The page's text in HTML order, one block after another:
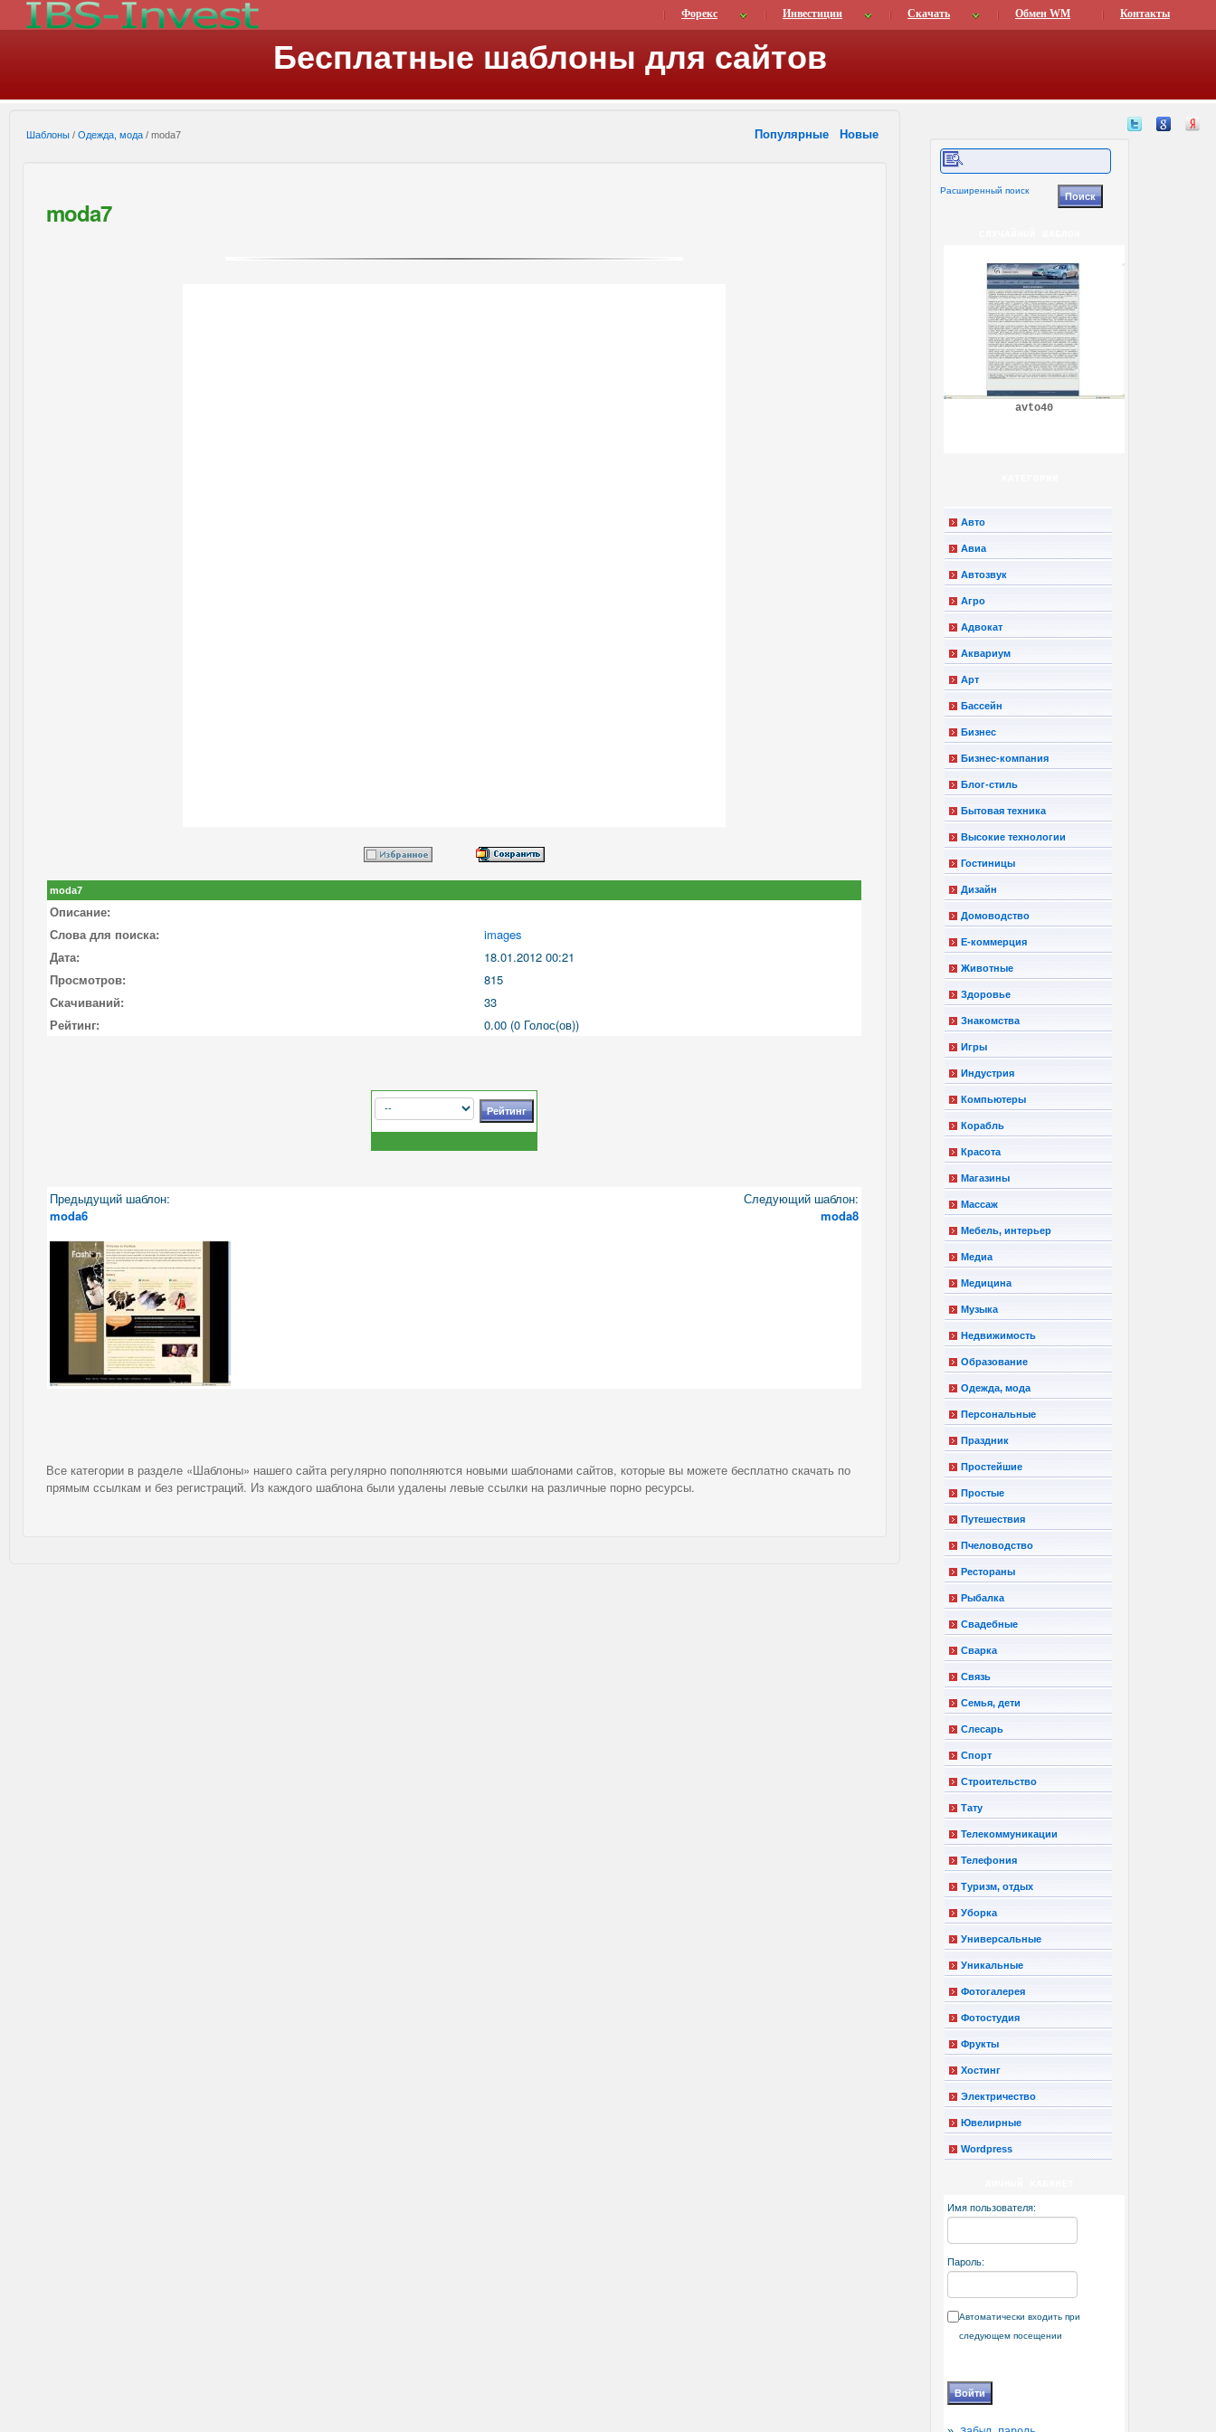
Форекс Инвестиции Скачать Обмен WM Контакты
Бесплатные шаблоны для сайтов
Шаблоны / Одежда, мода / moda7 Популярные Новые
moda7
moda7
Описание:
Слова для поиска:
images
Дата:
18.01.2012 00:21
Просмотров:
815
Скачиваний:
33
Рейтинг:
0.00 (0 Голос(ов))
Предыдущий шаблон:
moda6
Следующий шаблон:
moda8
Все категории в разделе «Шаблоны» нашего сайта регулярно пополняются новыми шаблонами сайтов, которые вы можете бесплатно скачать по
прямым ссылкам и без регистраций. Из каждого шаблона были удалены левые ссылки на различные порно ресурсы.
Расширенный поиск
avto40
Авто
Авиа
Автозвук
Агро
Адвокат
Аквариум
Арт
Бассейн
Бизнес
Бизнес-компания
Блог-стиль
Бытовая техника
Высокие технологии
Гостиницы
Дизайн
Домоводство
Е-коммерция
Животные
Здоровье
Знакомства
Игры
Индустрия
Компьютеры
Корабль
Красота
Магазины
Массаж
Мебель, интерьер
Медиа
Медицина
Музыка
Недвижимость
Образование
Одежда, мода
Персональные
Праздник
Простейшие
Простые
Путешествия
Пчеловодство
Рестораны
Рыбалка
Свадебные
Сварка
Связь
Семья, дети
Слесарь
Спорт
Строительство
Тату
Телекоммуникации
Телефония
Туризм, отдых
Уборка
Универсальные
Уникальные
Фотогалерея
Фотостудия
Фрукты
Хостинг
Электричество
Ювелирные
Wordpress
Имя пользователя:
Пароль:
Автоматически входить при
следующем посещении